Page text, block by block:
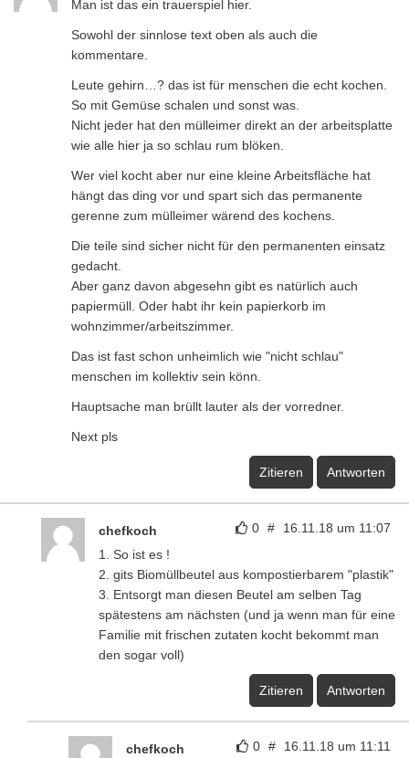
Man ist das ein trauerspiel hier.
Sowohl der sinnlose text oben als auch die
kommentare.
Leute gehirn…? das ist für menschen die echt kochen.
So mit Gemüse schalen und sonst was.
Nicht jeder hat den mülleimer direkt an der arbeitsplatte
wie alle hier ja so schlau rum blöken.
Wer viel kocht aber nur eine kleine Arbeitsfläche hat
hängt das ding vor und spart sich das permanente
gerenne zum mülleimer wärend des kochens.
Die teile sind sicher nicht für den permanenten einsatz
gedacht.
Aber ganz davon abgesehn gibt es natürlich auch
papiermüll. Oder habt ihr kein papierkorb im
wohnzimmer/arbeitszimmer.
Das ist fast schon unheimlich wie "nicht schlau"
menschen im kollektiv sein könn.
Hauptsache man brüllt lauter als der vorredner.
Next pls
Zitieren Antworten
0 # 16.11.18 um 11:07
chefkoch
1. So ist es !
2. gits Biomüllbeutel aus kompostierbarem "plastik"
3. Entsorgt man diesen Beutel am selben Tag
spätestens am nächsten (und ja wenn man für eine
Familie mit frischen zutaten kocht bekommt man
den sogar voll)
Zitieren Antworten
0 # 16.11.18 um 11:11
chefkoch